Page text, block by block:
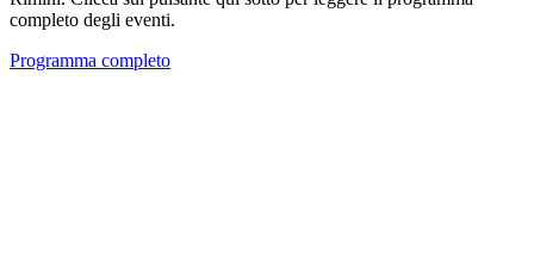
completo degli eventi.
Programma completo